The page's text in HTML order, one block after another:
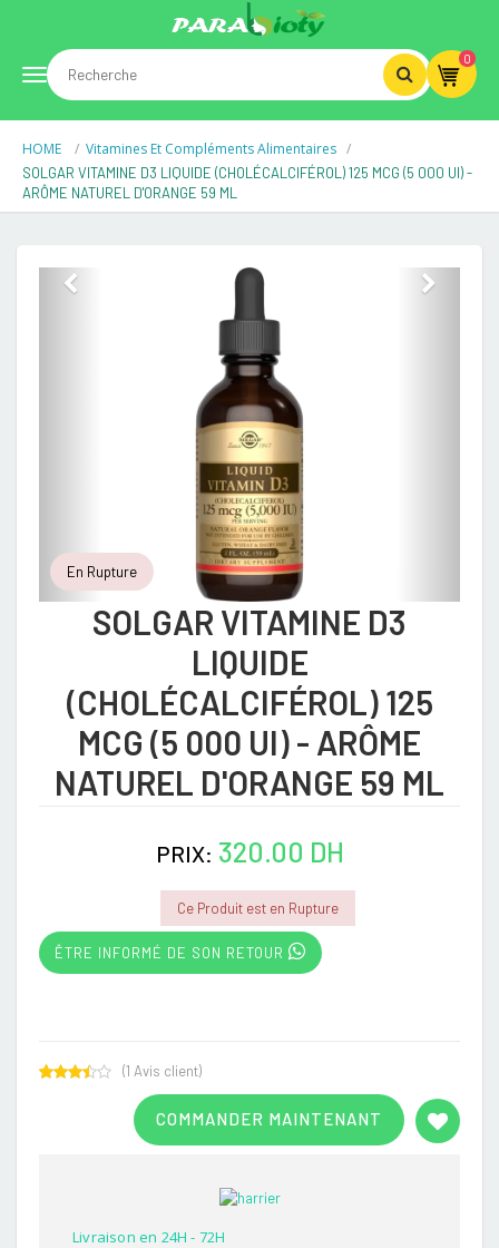
Toggle
navigation
0
HOME Vitamines Et Compléments Alimentaires
SOLGAR VITAMINE D3 LIQUIDE (CHOLÉCALCIFÉROL) 125 MCG (5 000 UI) -
ARÔME NATUREL D'ORANGE 59 ML
En Rupture
SOLGAR VITAMINE D3
LIQUIDE
(CHOLÉCALCIFÉROL) 125
MCG (5 000 UI) - ARÔME
NATUREL D'ORANGE 59 ML
PRIX: 320.00 DH
Ce Produit est en Rupture
ÊTRE INFORMÉ DE SON RETOUR
COMMANDER MAINTENANT
(1 Avis client)
Livraison en 24H - 72H